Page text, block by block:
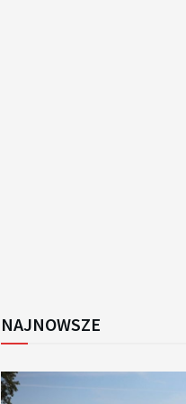
NAJNOWSZE